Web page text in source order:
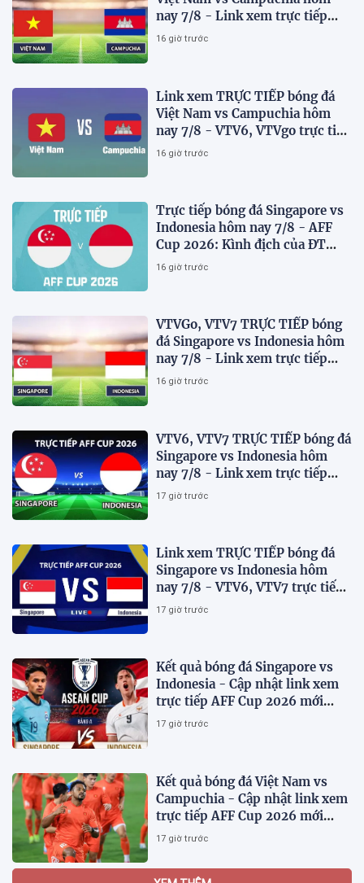
nay 7/8 - Link xem trực tiếp
AFF Cup 2026 mới nhất
16 giờ trước
Link xem TRỰC TIẾP bóng đá
Việt Nam vs Campuchia hôm
nay 7/8 - VTV6, VTVgo trực tiếp
AFF Cup 2026
16 giờ trước
Trực tiếp bóng đá Singapore vs
Indonesia hôm nay 7/8 - AFF
Cup 2026: Kình địch của ĐT
Việt Nam thua đau?
16 giờ trước
VTVGo, VTV7 TRỰC TIẾP bóng
đá Singapore vs Indonesia hôm
nay 7/8 - Link xem trực tiếp
AFF Cup 2026 mới nhất
16 giờ trước
VTV6, VTV7 TRỰC TIẾP bóng đá
Singapore vs Indonesia hôm
nay 7/8 - Link xem trực tiếp
AFF Cup 2026 mới nhất
17 giờ trước
Link xem TRỰC TIẾP bóng đá
Singapore vs Indonesia hôm
nay 7/8 - VTV6, VTV7 trực tiếp
AFF Cup 2026
17 giờ trước
Kết quả bóng đá Singapore vs
Indonesia - Cập nhật link xem
trực tiếp AFF Cup 2026 mới
nhất.
17 giờ trước
Kết quả bóng đá Việt Nam vs
Campuchia - Cập nhật link xem
trực tiếp AFF Cup 2026 mới
nhất
17 giờ trước